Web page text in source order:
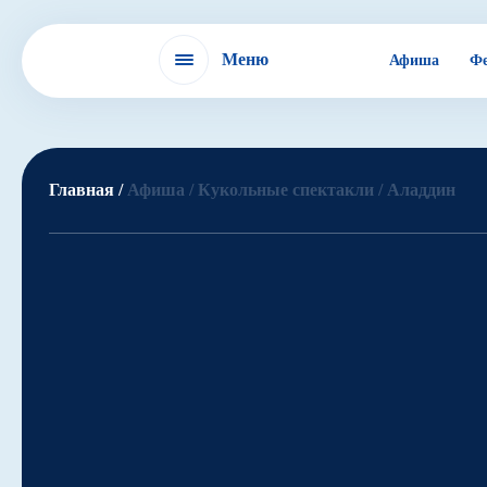
Меню Афиша
Главная / Афиша / Кукольные спектакли / Аладдин